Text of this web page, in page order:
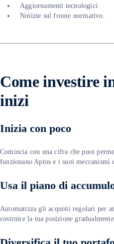
Aggiornamenti tecnologici.
Notizie sul fronte normativo.
Come investire
inizi
Inizia con poco
Comincia con una cifra che puoi
funzionano Aptos e i suoi meccanismi
Usa il piano di
Automatizza gli acquisti regolari per
costruire la tua posizione